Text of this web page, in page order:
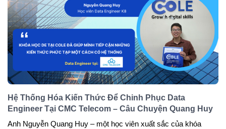
Hệ Thống Hóa Kiến Thức Để Chinh Phục Data
Engineer Tại CMC Telecom – Câu Chuyện Quang Huy
Anh Nguyễn Quang Huy – một học viên xuất sắc của khóa